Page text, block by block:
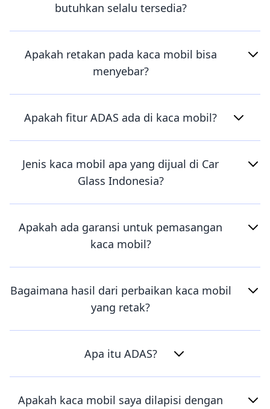
butuhkan selalu tersedia?
Apakah retakan pada kaca mobil bisa
menyebar?
Apakah fitur ADAS ada di kaca mobil?
Jenis kaca mobil apa yang dijual di Car
Glass Indonesia?
Apakah ada garansi untuk pemasangan
kaca mobil?
Bagaimana hasil dari perbaikan kaca mobil
yang retak?
Apa itu ADAS?
Apakah kaca mobil saya dilapisi dengan